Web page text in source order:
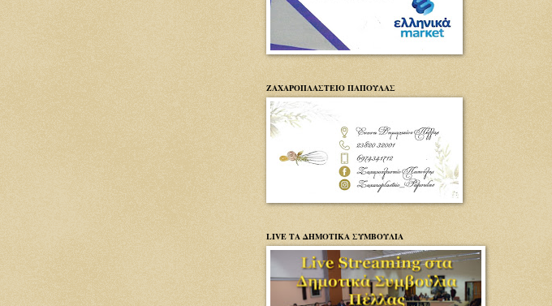
ΖΑΧΑΡΟΠΛΑΣΤΕΙΟ ΠΑΠΟΥΛΑΣ
LIVE ΤΑ ΔΗΜΟΤΙΚΑ ΣΥΜΒΟΥΛΙΑ